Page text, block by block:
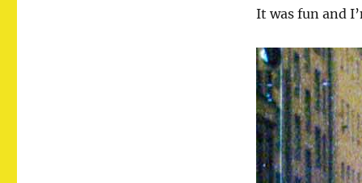
It was fun and